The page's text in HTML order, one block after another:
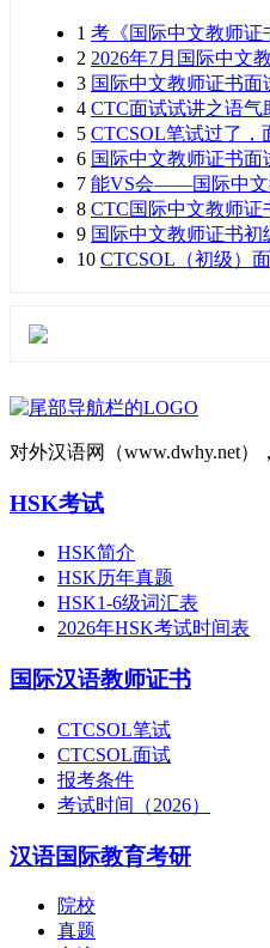
1 考《国际中文教师证
2 2026年7月国际中文
3 国际中文教师证书
4 CTC面试试讲之语气
5 CTCSOL笔试过了
6 国际中文教师证书面
7 能VS会——国际中文
8 CTC国际中文教师证
9 国际中文教师证书初
10 CTCSOL（初级）
对外汉语网（www.dwhy.net
HSK考试
HSK简介
HSK历年真题
HSK1-6级词汇表
2026年HSK考试时间表
国际汉语教师证书
CTCSOL笔试
CTCSOL面试
报考条件
考试时间（2026）
汉语国际教育考研
院校
真题